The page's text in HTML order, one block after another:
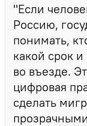
"Если
Россию,
понимать,
какой срок
во въезде.
цифровая
сделать